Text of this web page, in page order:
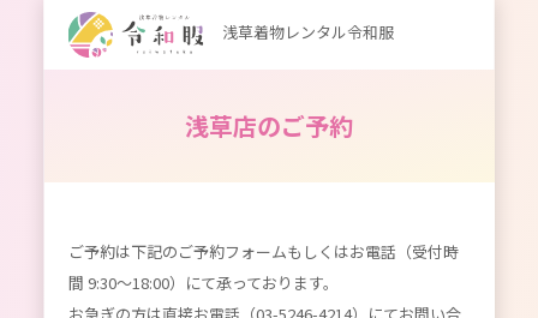
浅草着物レンタル令和服
浅草店のご予約
ご予約は下記のご予約フォームもしくはお電話（受付時
間 9:30～18:00）にて承っております。